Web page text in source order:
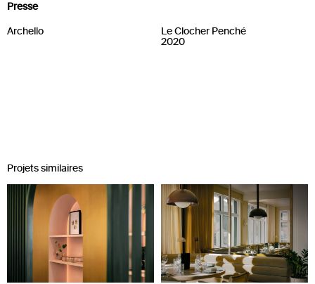
Presse
Archello
Le Clocher Penché
2020
Projets similaires